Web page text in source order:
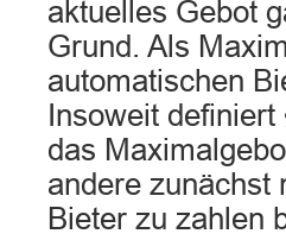
aktuelles Gebot
Grund. Als
automatischen
Insoweit
das
andere zunächst
Bieter zu zahlen